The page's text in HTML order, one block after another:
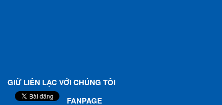
GIỮ LIÊN LẠC VỚI CHÚNG TÔI
FANPAGE